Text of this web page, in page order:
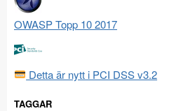
OWASP Topp 10 2017
Detta är nytt i PCI DSS v3.2
TAGGAR